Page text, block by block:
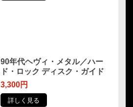
90年代ヘヴィ・メタル／ハー
ド・ロック ディスク・ガイド
3,300円
詳しく見る